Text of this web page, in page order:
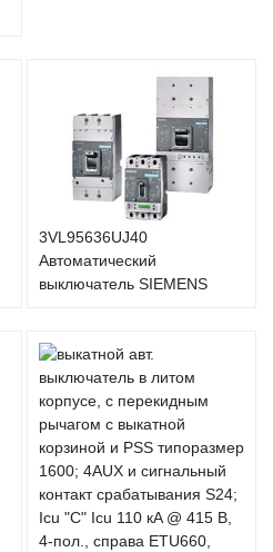
3VL95636UJ40
Автоматический
выключатель SIEMENS